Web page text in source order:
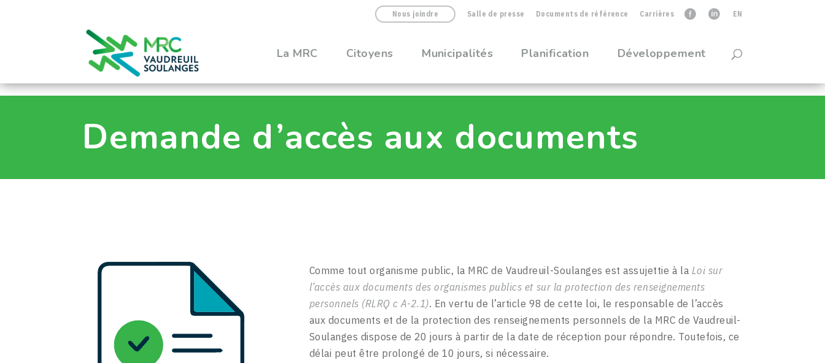
Nous joindre Salle de presse Documents de référence CarrièresfaceblinkedIn EN
La MRC Citoyens Municipalités Planification Développement
Demande d’accès aux documents
Comme tout organisme public, la MRC de Vaudreuil-Soulanges est assujettie à la Loi sur
l’accès aux documents des organismes publics et sur la protection des renseignements
personnels (RLRQ c A-2.1). En vertu de l’article 98 de cette loi, le responsable de l’accès
aux documents et de la protection des renseignements personnels de la MRC de Vaudreuil-
Soulanges dispose de 20 jours à partir de la date de réception pour répondre. Toutefois, ce
délai peut être prolongé de 10 jours, si nécessaire.